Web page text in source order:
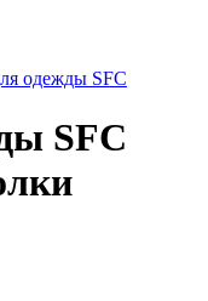
одежды SFC
SFC